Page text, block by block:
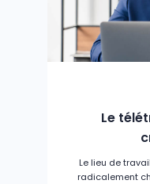
Le
Le lieu de
radicalement